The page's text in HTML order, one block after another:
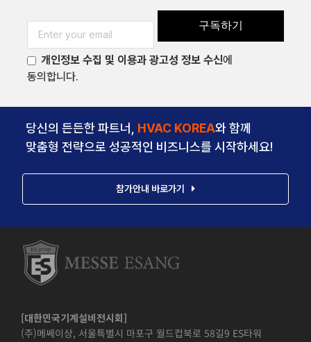
구독하기
개인정보 수집 및 이용과 광고성 정보 수신에
동의합니다.
당신의 든든한 파트너, HVAC KOREA와 함께
맞춤형 전략으로 성공적인 비즈니스를 시작하세요!
참가안내 바로가기
[대한민국기계설비전시회]
(주)메쎄이상, 서울특별시 마포구 월드컵북로 58길9 ES타워